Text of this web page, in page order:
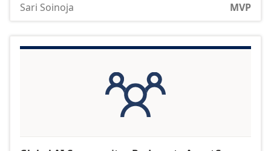
Sari Soinoja MVP